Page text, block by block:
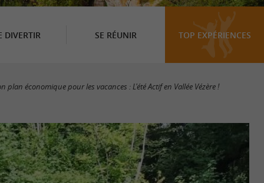
DIVERTIR SE RÉUNIR TOP EXPÉRIENCES
plan économique pour les vacances : L'été Actif en Vallée Vézère !